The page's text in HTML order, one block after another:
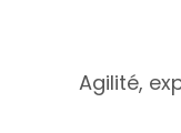
Agilité,